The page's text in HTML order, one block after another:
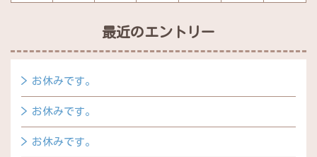
最近のエントリー
お休みです。
お休みです。
お休みです。